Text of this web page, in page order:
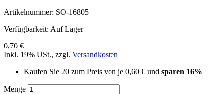
Artikelnummer: SO-16805
Verfügbarkeit: Auf Lager
0,70 €
Inkl. 19% USt., zzgl. Versandkosten
Kaufen Sie 20 zum Preis von je 0,60 € und sparen 16%
Menge